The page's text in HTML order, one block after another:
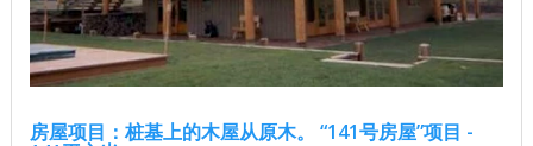
房屋项目：桩基上的木屋从原木。 “141号房屋”项目 -